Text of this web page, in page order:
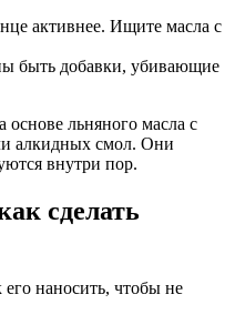
активнее. Ищите масла с
быть добавки, убивающие
основе льняного масла с
алкидных смол. Они
внутри пор.
сделать
наносить, чтобы не